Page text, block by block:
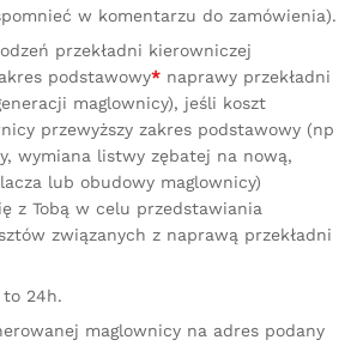
w komentarzu do zamówienia).
przekładni kierowniczej
podstawowy* naprawy przekładni
maglownicy), jeśli koszt
przewyższy zakres podstawowy (np
wymiana listwy zębatej na nową,
lub obudowy maglownicy)
z Tobą w celu przedstawiania
związanych z naprawą przekładni
to 24h.
maglownicy na adres podany